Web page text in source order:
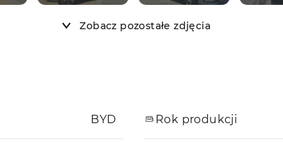
Zobacz pozostałe zdjęcia
BYD Rok produkcji